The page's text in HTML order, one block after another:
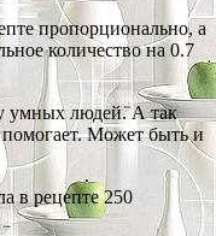
пропорционально, а
количество на 0.7
умных людей. А так
Может быть и
в рецепте 250